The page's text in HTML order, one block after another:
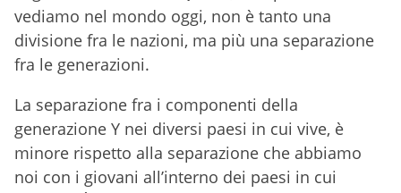
vediamo nel mondo oggi, non è tanto una
divisione fra le nazioni, ma più una separazione
fra le generazioni.
La separazione fra i componenti della
generazione Y nei diversi paesi in cui vive, è
minore rispetto alla separazione che abbiamo
noi con i giovani all’interno dei paesi in cui